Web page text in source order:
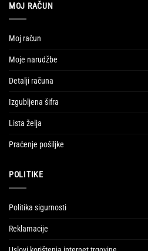
MOJ RAČUN
Moj račun
Moje narudžbe
Detalji računa
Izgubljena šifra
Lista želja
Praćenje pošiljke
POLITIKE
Politika sigurnosti
Reklamacije